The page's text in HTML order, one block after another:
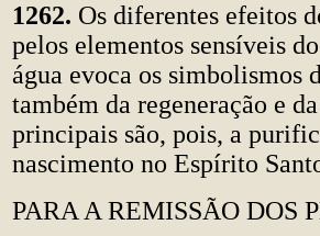
1262. Os diferentes efeitos
pelos elementos sensíveis
água evoca os simbolismos
também da regeneração e
principais são, pois, a
nascimento no Espírito
PARA A REMISSÃO DOS